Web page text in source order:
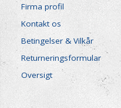
Firma profil
Kontakt os
Betingelser & Vilkår
Returneringsformular
Oversigt